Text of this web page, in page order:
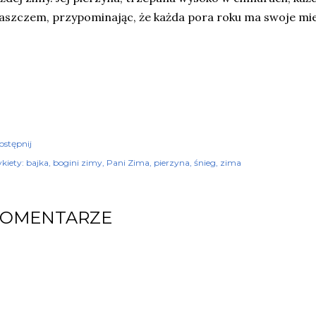
przypominając, że każda pora roku ma swoje
bajka bogini zimy Pani Zima pierzyna śnieg zima